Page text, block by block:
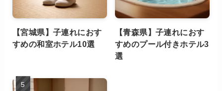
【宮城県】子連れにおす
すめの和室ホテル10選
【青森県】子連れにおす
すめのプール付きホテル3
選